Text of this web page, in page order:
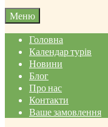
Меню
Головна
Календар турів
Новини
Блог
Про нас
Контакти
Ваше замовлення